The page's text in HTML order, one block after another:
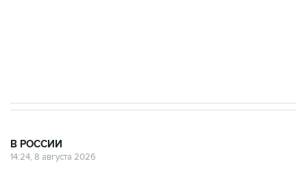
В РОССИИ
14:24, 8 августа 2026